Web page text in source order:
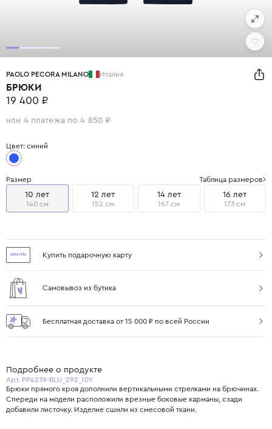
PAOLO PECORA MILANO Италия
БРЮКИ
19 400 ₽
или 4 платежа по 4 850 ₽
Цвет: синий
Размер Таблица размеров
10 лет
140 см
12 лет
152 см
14 лет
167 см
16 лет
173 см
Купить подарочную карту
Самовывоз из бутика
Бесплатная доставка от 15 000 ₽ по всей России
Подробнее о продукте
Арт. PP4239-BLU_292_10Y
Брюки прямого кроя дополнили вертикальными стрелками на брючинах.
Спереди на модели расположили врезные боковые карманы, сзади
добавили листочку. Изделие сшили из смесовой ткани.